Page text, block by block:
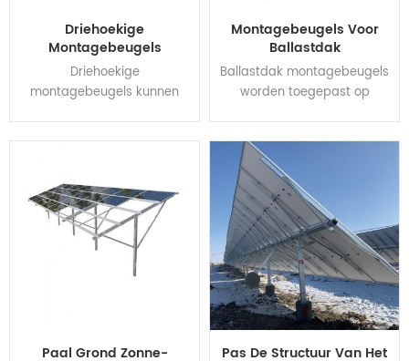
Driehoekige
Montagebeugels
Driehoekige
montagebeugels kunnen
variabele kantelhoek en
voetopties heeft voor zowel
dakklem als dakdoorvoer.
De hoogte kan worden
gebruikt als vaste kanteling
en de opbrengst van zonne-
Montagebeugels Voor
Ballastdak
Ballastdak montagebeugels
worden toegepast op
Hoofdcomponenten
gemaakt van thermisch
verzinkt staal hebben goede
prestaties op het gebied
van structuursterkte,
stabiliteit en
corrosiebescherming en zijn
compatibel met
verschillende zonnemodules.
Gepatenteerd
structuurontwerp
Paal Grond Zonne-
Pas De Structuur Van Het